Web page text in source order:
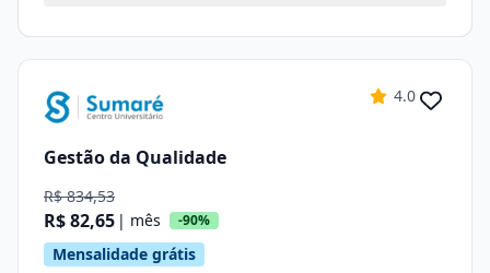
4.0
Gestão da Qualidade
R$ 834,53
R$ 82,65 | mês -90%
Mensalidade grátis